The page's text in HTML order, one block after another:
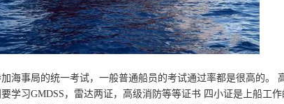
海事局的统一考试，一般普通船员的考试通过率都是很高的。
学习GMDSS，雷达两证，高级消防等等证书 四小证是上船工